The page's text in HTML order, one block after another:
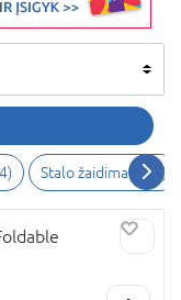
) Stalo žaidimai 470 )